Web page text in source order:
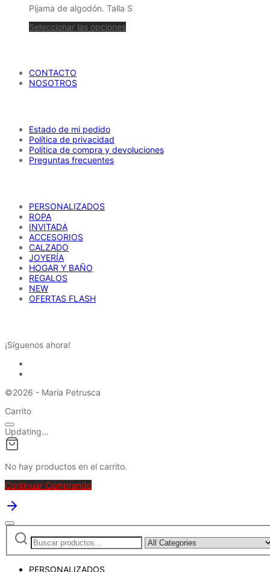
Pijama de algodón. Talla S
Seleccionar las opciones
CONTACTO
NOSOTROS
Estado de mi pedido
Política de privacidad
Política de compra y devoluciones
Preguntas frecuentes
PERSONALIZADOS
ROPA
INVITADA
ACCESORIOS
CALZADO
JOYERÍA
HOGAR Y BAÑO
REGALOS
NEW
OFERTAS FLASH
¡Síguenos ahora!
©2026 - María Petrusca
Carrito
Updating…
No hay productos en el carrito.
Continuar Comprando
Buscar
por:
by
category:
PERSONALIZADOS